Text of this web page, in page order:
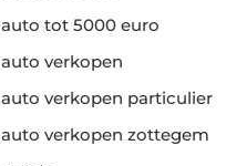
auto tot 5000 euro
auto verkopen
auto verkopen particulier
auto verkopen zottegem